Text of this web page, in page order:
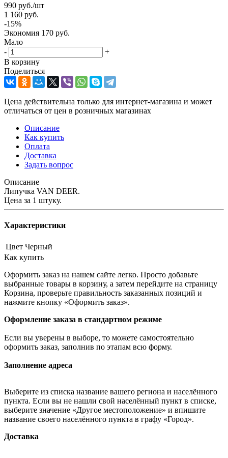
990 руб./шт
1 160 руб.
-15%
Экономия 170 руб.
Мало
-
+
В корзину
Поделиться
Цена действительна только для интернет-магазина и может
отличаться от цен в розничных магазинах
Описание
Как купить
Оплата
Доставка
Задать вопрос
Описание
Липучка VAN DEER.
Цена за 1 штуку.
Характеристики
Цвет Черный
Как купить
Оформить заказ на нашем сайте легко. Просто добавьте
выбранные товары в корзину, а затем перейдите на страницу
Корзина, проверьте правильность заказанных позиций и
нажмите кнопку «Оформить заказ».
Оформление заказа в стандартном режиме
Если вы уверены в выборе, то можете самостоятельно
оформить заказ, заполнив по этапам всю форму.
Заполнение адреса
Выберите из списка название вашего региона и населённого
пункта. Если вы не нашли свой населённый пункт в списке,
выберите значение «Другое местоположение» и впишите
название своего населённого пункта в графу «Город».
Доставка